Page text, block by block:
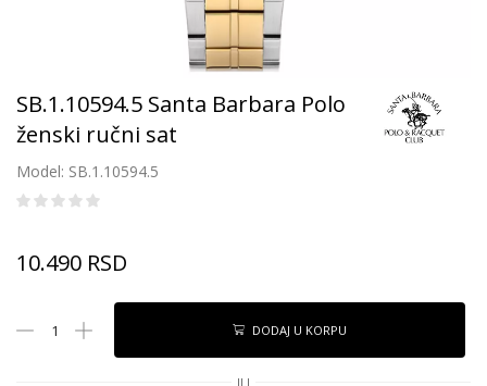
SB.1.10594.5 Santa Barbara Polo
ženski ručni sat
Model: SB.1.10594.5
10.490 RSD
DODAJ U KORPU
ILI